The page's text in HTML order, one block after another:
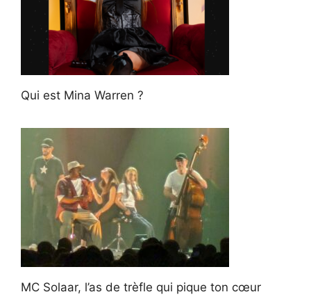
Qui est Mina Warren ?
MC Solaar, l’as de trèfle qui pique ton cœur